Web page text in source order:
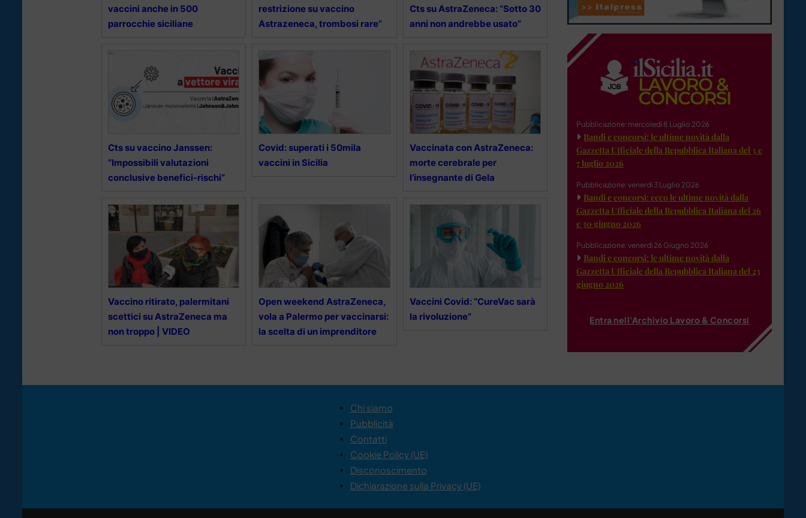
vaccini anche in 500
parrocchie siciliane
restrizione su vaccino
Astrazeneca, trombosi rare”
Cts su AstraZeneca: “Sotto 30
anni non andrebbe usato”
Cts su vaccino Janssen:
“Impossibili valutazioni
conclusive benefici-rischi”
Covid: superati i 50mila
vaccini in Sicilia
Vaccinata con AstraZeneca:
morte cerebrale per
l’insegnante di Gela
Vaccino ritirato, palermitani
scettici su AstraZeneca ma
non troppo | VIDEO
Open weekend AstraZeneca,
vola a Palermo per vaccinarsi:
la scelta di un imprenditore
Vaccini Covid: “CureVac sarà
la rivoluzione”
Pubblicazione: mercoledì 8 Luglio 2026
Bandi e concorsi: le ultime novità dalla
Gazzetta Ufficiale della Repubblica Italiana del 3 e
7 luglio 2026
Pubblicazione: venerdì 3 Luglio 2026
Bandi e concorsi: ecco le ultime novità dalla
Gazzetta Ufficiale della Repubblica Italiana del 26
e 30 giugno 2026
Pubblicazione: venerdì 26 Giugno 2026
Bandi e concorsi: le ultime novità dalla
Gazzetta Ufficiale della Repubblica Italiana del 23
giugno 2026
Entra nell'Archivio Lavoro & Concorsi
Chi siamo
Pubblicità
Contatti
Cookie Policy (UE)
Disconoscimento
Dichiarazione sulla Privacy (UE)